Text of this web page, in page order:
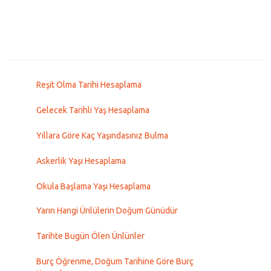
Reşit Olma Tarihi Hesaplama
Gelecek Tarihli Yaş Hesaplama
Yıllara Göre Kaç Yaşındasınız Bulma
Askerlik Yaşı Hesaplama
Okula Başlama Yaşı Hesaplama
Yarın Hangi Ünlülerin Doğum Günüdür
Tarihte Bugün Ölen Ünlünler
Burç Öğrenme, Doğum Tarihine Göre Burç